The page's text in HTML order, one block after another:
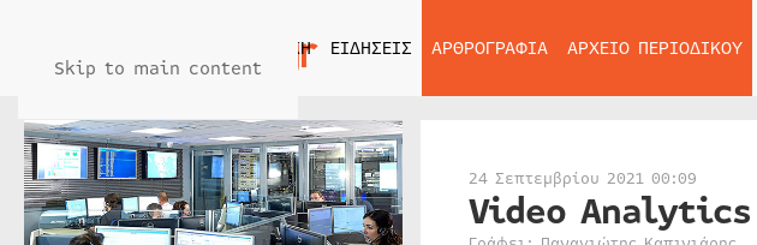
Skip to main content
ΑΡΧΙΚΗ ΕΙΔΗΣΕΙΣ ΑΡΘΡΟΓΡΑΦΙΑ ΑΡΧΕΙΟ ΠΕΡΙΟΔΙΚΟΥ
24 Σεπτεμβρίου 2021 00:09
Video Analytics